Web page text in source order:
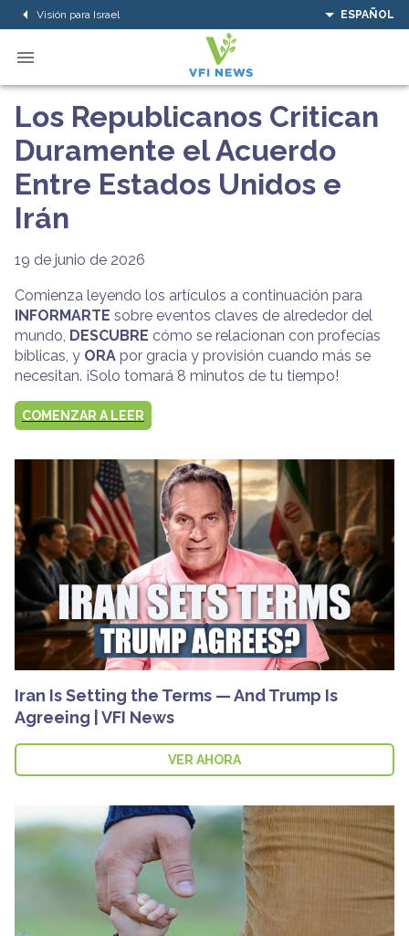
Visión para Israel ESPAÑOL
Los Republicanos Critican
Duramente el Acuerdo
Entre Estados Unidos e
Irán
19 de junio de 2026
Comienza leyendo los artículos a continuación para
INFORMARTE sobre eventos claves de alrededor del
mundo, DESCUBRE cómo se relacionan con profecías
bíblicas, y ORA por gracia y provisión cuando más se
necesitan. ¡Solo tomará 8 minutos de tu tiempo!
COMENZAR A LEER
Iran Is Setting the Terms — And Trump Is
Agreeing | VFI News
VER AHORA